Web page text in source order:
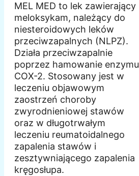
MEL MED to lek zawierający
meloksykam, należący do
niesteroidowych leków
przeciwzapalnych (NLPZ).
Działa przeciwzapalnie
poprzez hamowanie enzymu
COX-2. Stosowany jest w
leczeniu objawowym
zaostrzeń choroby
zwyrodnieniowej stawów
oraz w długotrwałym
leczeniu reumatoidalnego
zapalenia stawów i
zesztywniającego zapalenia
kręgosłupa.